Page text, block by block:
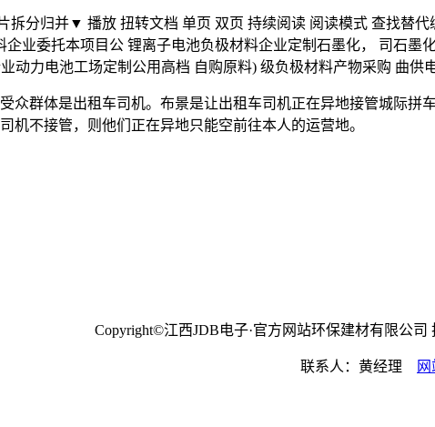
分归并▼ 播放 扭转文档 单页 双页 持续阅读 阅读模式 查找替代
业委托本项目公 锂离子电池负极材料企业定制石墨化， 司石
动力电池工场定制公用高档 自购原料) 级负极材料产物采购 曲供
群体是出租车司机。布景是让出租车司机正在异地接管城际拼
机不接管，则他们正在异地只能空前往本人的运营地。
Copyright©江西JDB电子·官方网站环保建材有限公司
联系人：黄经理